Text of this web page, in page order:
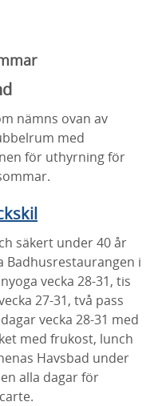
nämns ovan av
med
för uthyrning för
säkert under 40 år
Badhusrestaurangen i
vecka 28-31, tis
27-31, två pass
vecka 28-31 med
med frukost, lunch
Havsbad under
alla dagar för